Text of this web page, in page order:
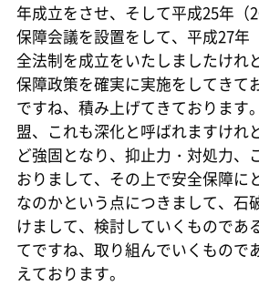
年成立をさせ、そして平成25年（
保障会議を設置をして、平成27年
全法制を成立をいたしましたけれ
保障政策を確実に実施をしてきて
ですね、積み上げてきております
盟、これも深化と呼ばれますけれ
ど強固となり、抑止力・対処力、
おりまして、その上で安全保障に
なのかという点につきまして、石
けまして、検討していくものであ
てですね、取り組んでいくもので
えております。